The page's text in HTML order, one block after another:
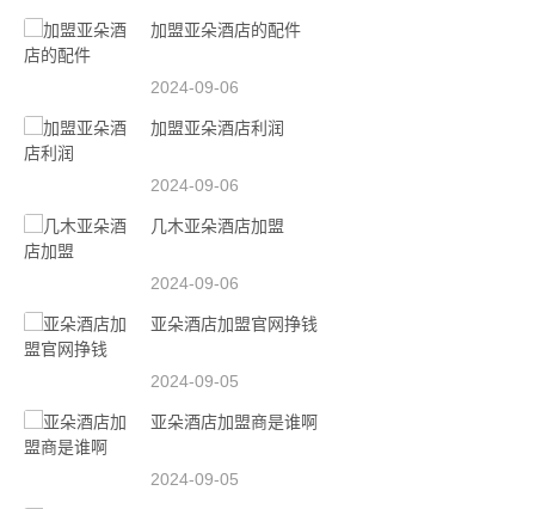
加盟亚朵酒店的配件
2024-09-06
加盟亚朵酒店利润
2024-09-06
几木亚朵酒店加盟
2024-09-06
亚朵酒店加盟官网挣钱
2024-09-05
亚朵酒店加盟商是谁啊
2024-09-05